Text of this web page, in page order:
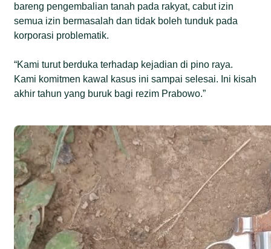
bareng pengembalian tanah pada rakyat, cabut izin
semua izin bermasalah dan tidak boleh tunduk pada
korporasi problematik.
“Kami turut berduka terhadap kejadian di pino raya.
Kami komitmen kawal kasus ini sampai selesai. Ini kisah
akhir tahun yang buruk bagi rezim Prabowo.”